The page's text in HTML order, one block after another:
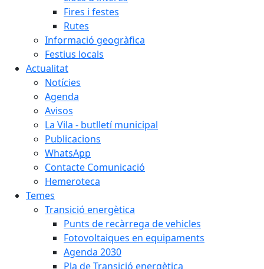
Fires i festes
Rutes
Informació geogràfica
Festius locals
Actualitat
Notícies
Agenda
Avisos
La Vila - butlletí municipal
Publicacions
WhatsApp
Contacte Comunicació
Hemeroteca
Temes
Transició energètica
Punts de recàrrega de vehicles
Fotovoltaiques en equipaments
Agenda 2030
Pla de Transició energètica